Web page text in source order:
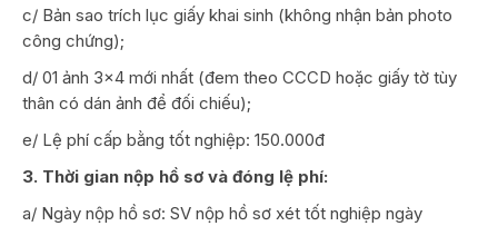
c/ Bản sao trích lục giấy khai sinh (không nhận bản photo
công chứng);
d/ 01 ảnh 3×4 mới nhất (đem theo CCCD hoặc giấy tờ tùy
thân có dán ảnh để đối chiếu);
e/ Lệ phí cấp bằng tốt nghiệp: 150.000đ
3. Thời gian nộp hồ sơ và đóng lệ phí:
a/ Ngày nộp hồ sơ: SV nộp hồ sơ xét tốt nghiệp ngày